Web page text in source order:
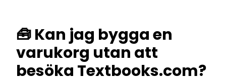
🧰 Kan jag bygga en
varukorg utan att
besöka Textbooks.com?